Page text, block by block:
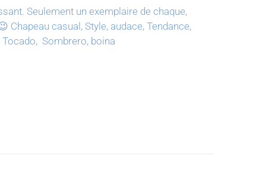
Seulement un exemplaire de chaque,
Chapeau casual, Style, audace, Tendance,
Sombrero, boina